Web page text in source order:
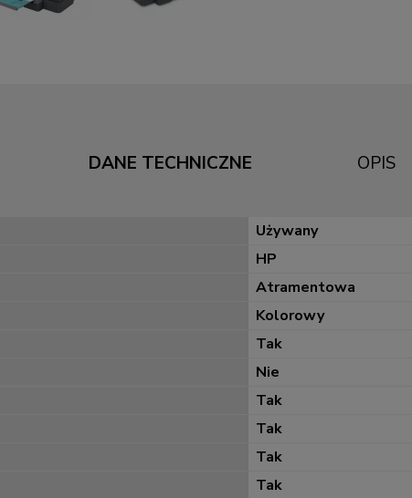
DANE TECHNICZNE OPIS
Używany
HP
Atramentowa
Kolorowy
Tak
Nie
Tak
Tak
Tak
Tak